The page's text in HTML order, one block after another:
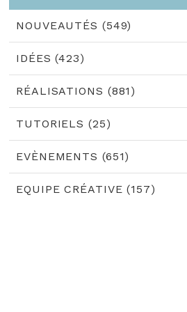
NOUVEAUTÉS (549)
IDÉES (423)
RÉALISATIONS (881)
TUTORIELS (25)
EVÈNEMENTS (651)
EQUIPE CRÉATIVE (157)